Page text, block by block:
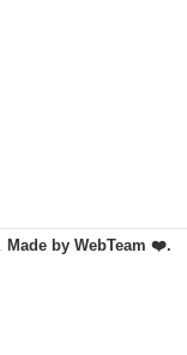
Made by WebTeam ❤️.